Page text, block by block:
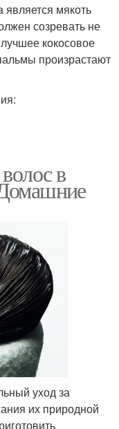
мякоть
созревать не
кокосовое
произрастают
в
уход за
их природной